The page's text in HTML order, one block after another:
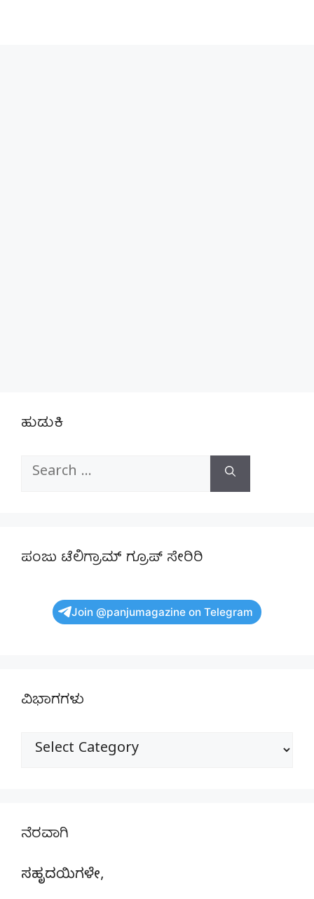
ಹುಡುಕಿ
Search
ಪಂಜು ಟೆಲಿಗ್ರಾಮ್ ಗ್ರೂಪ್ ಸೇರಿರಿ
Join @panjumagazine on Telegram
ವಿಭಾಗಗಳು
ವಿಭಾಗಗಳು
ನೆರವಾಗಿ
ಸಹೃದಯಿಗಳೇ,